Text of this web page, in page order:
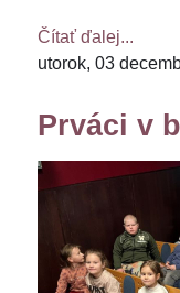
Čítať ďalej...
utorok, 03
Prváci v